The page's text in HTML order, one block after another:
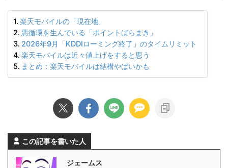
楽天モバイルの「現在地」
悪循環を生んでいる「ポイントばらまき」
2026年9月「KDDIローミング終了」のタイムリミット
楽天モバイルは近々値上げをすると思う
まとめ：楽天モバイルは結構やばいかも
この記事を書いた人
ジェームス